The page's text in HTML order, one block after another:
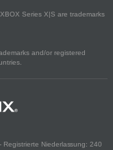
Series X|S are trademarks
and/or registered
Niederlassung: 240